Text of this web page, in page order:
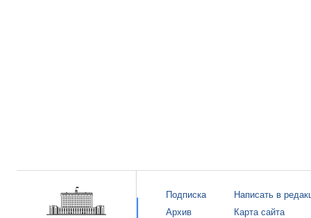
Подписка
Архив
Написать в
Карта сайта